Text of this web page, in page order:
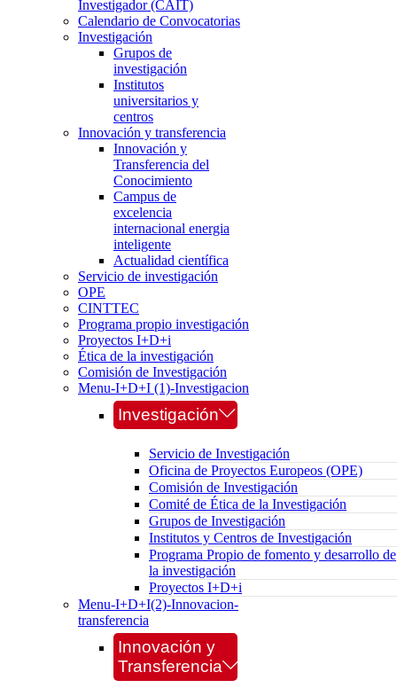
Investigador (CAIT)
Calendario de Convocatorias
Investigación
Grupos de
investigación
Institutos
universitarios y
centros
Innovación y transferencia
Innovación y
Transferencia del
Conocimiento
Campus de
excelencia
internacional energia
inteligente
Actualidad científica
Servicio de investigación
OPE
CINTTEC
Programa propio investigación
Proyectos I+D+i
Ética de la investigación
Comisión de Investigación
Menu-I+D+I (1)-Investigacion
Investigación
Servicio de Investigación
Oficina de Proyectos Europeos (OPE)
Comisión de Investigación
Comité de Ética de la Investigación
Grupos de Investigación
Institutos y Centros de Investigación
Programa Propio de fomento y desarrollo de
la investigación
Proyectos I+D+i
Menu-I+D+I(2)-Innovacion-
transferencia
Innovación y
Transferencia